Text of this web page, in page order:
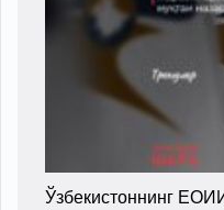
Ўзбекистоннинг